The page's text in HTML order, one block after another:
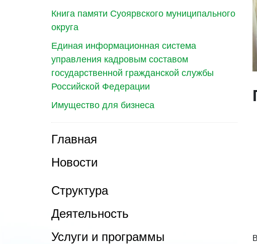
Книга памяти Суоярвского муниципального
округа
Единая информационная система
управления кадровым составом
государственной гражданской службы
Российской Федерации
Имущество для бизнеса
Главная
Новости
Структура
Деятельность
Услуги и программы